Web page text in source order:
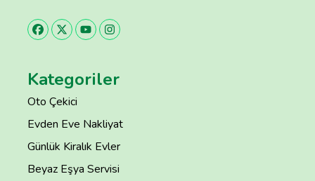
Kategoriler
Oto Çekici
Evden Eve Nakliyat
Günlük Kiralık Evler
Beyaz Eşya Servisi